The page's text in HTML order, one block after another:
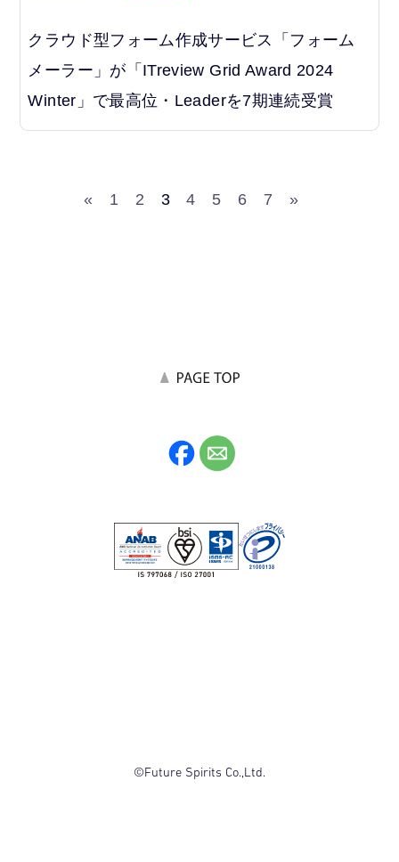
クラウド型フォーム作成サービス「フォーム
メーラー」が「ITreview Grid Award 2024
Winter」で最高位・Leaderを7期連続受賞
« 1 2 3 4 5 6 7 »
©Future Spirits Co.,Ltd.